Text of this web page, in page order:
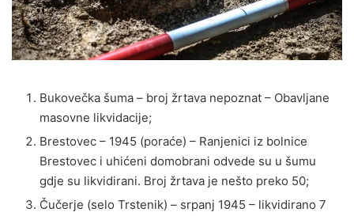
Bukovečka šuma – broj žrtava nepoznat – Obavljane
masovne likvidacije;
Brestovec – 1945 (poraće) – Ranjenici iz bolnice
Brestovec i uhićeni domobrani odvede su u šumu
gdje su likvidirani. Broj žrtava je nešto preko 50;
Čučerje (selo Trstenik) – srpanj 1945 – likvidirano 7